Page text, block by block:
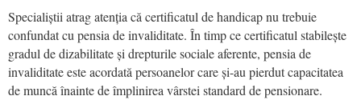
Specialiștii atrag atenția că certificatul de handicap nu trebuie
confundat cu pensia de invaliditate. În timp ce certificatul stabilește
gradul de dizabilitate și drepturile sociale aferente, pensia de
invaliditate este acordată persoanelor care și-au pierdut capacitatea
de muncă înainte de împlinirea vârstei standard de pensionare.